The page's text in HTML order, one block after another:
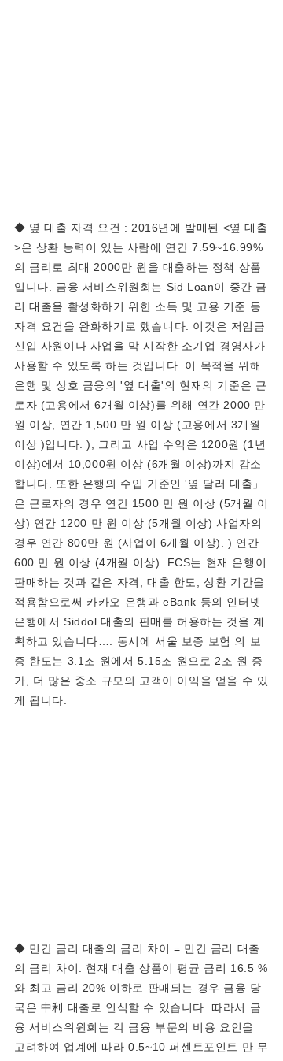
◆ 옆 대출 자격 요건 : 2016년에 발매된 <옆 대출
>은 상환 능력이 있는 사람에 연간 7.59~16.99%
의 금리로 최대 2000만 원을 대출하는 정책 상품
입니다. 금융 서비스위원회는 Sid Loan이 중간 금
리 대출을 활성화하기 위한 소득 및 고용 기준 등
자격 요건을 완화하기로 했습니다. 이것은 저임금
신입 사원이나 사업을 막 시작한 소기업 경영자가
사용할 수 있도록 하는 것입니다. 이 목적을 위해
은행 및 상호 금융의 '옆 대출'의 현재의 기준은 근
로자 (고용에서 6개월 이상)를 위해 연간 2000 만
원 이상, 연간 1,500 만 원 이상 (고용에서 3개월
이상 )입니다. ), 그리고 사업 수익은 1200원 (1년
이상)에서 10,000원 이상 (6개월 이상)까지 감소
합니다. 또한 은행의 수입 기준인 '옆 달러 대출」
은 근로자의 경우 연간 1500 만 원 이상 (5개월 이
상) 연간 1200 만 원 이상 (5개월 이상) 사업자의
경우 연간 800만 원 (사업이 6개월 이상). ) 연간
600 만 원 이상 (4개월 이상). FCS는 현재 은행이
판매하는 것과 같은 자격, 대출 한도, 상환 기간을
적용함으로써 카카오 은행과 eBank 등의 인터넷
은행에서 Siddol 대출의 판매를 허용하는 것을 계
획하고 있습니다…. 동시에 서울 보증 보험 의 보
증 한도는 3.1조 원에서 5.15조 원으로 2조 원 증
가, 더 많은 중소 규모의 고객이 이익을 얻을 수 있
게 됩니다.
◆ 민간 금리 대출의 금리 차이 = 민간 금리 대출
의 금리 차이. 현재 대출 상품이 평균 금리 16.5 %
와 최고 금리 20% 이하로 판매되는 경우 금융 당
국은 中利 대출로 인식할 수 있습니다. 따라서 금
융 서비스위원회는 각 금융 부문의 비용 요인을
고려하여 업계에 따라 0.5~10 퍼센트포인트 만 무